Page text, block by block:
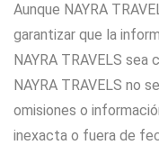
Aunque NAYRA
garantizar que la
NAYRA TRAVELS
NAYRA TRAVELS no
omisiones o
inexacta o fuera de